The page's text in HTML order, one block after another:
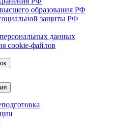
образования РФ
защиты РФ
данных
сookie-файлов